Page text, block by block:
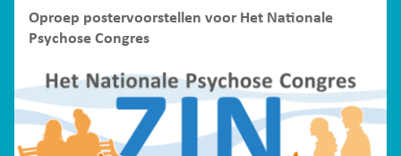
Oproep postervoorstellen voor Het Nationale
Psychose Congres